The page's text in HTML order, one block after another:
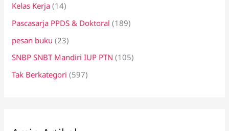
Kelas Kerja (14)
Pascasarja PPDS & Doktoral (189)
pesan buku (23)
SNBP SNBT Mandiri IUP PTN (105)
Tak Berkategori (597)